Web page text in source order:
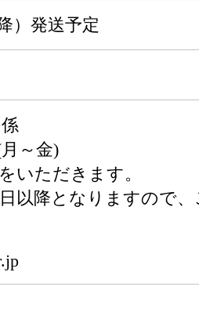
）発送予定
～金)
いただきます。
以降となりますので